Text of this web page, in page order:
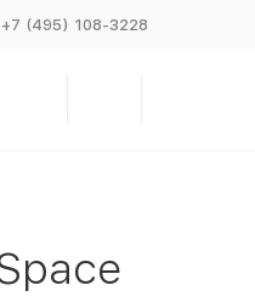
+7 (495) 108-3228